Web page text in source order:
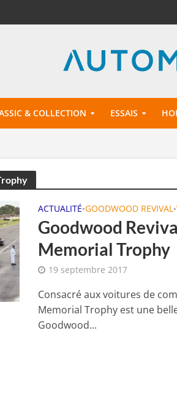
& COLLECTION ESSAIS
ACTUALITÉ•GOODWOOD REVIVAL•
Goodwood
Memorial Trophy
19 septembre 2017
Consacré aux voitures de
Memorial Trophy est une
Goodwood...